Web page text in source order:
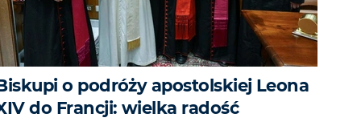
o podróży apostolskiej Leona
do Francji: wielka radość